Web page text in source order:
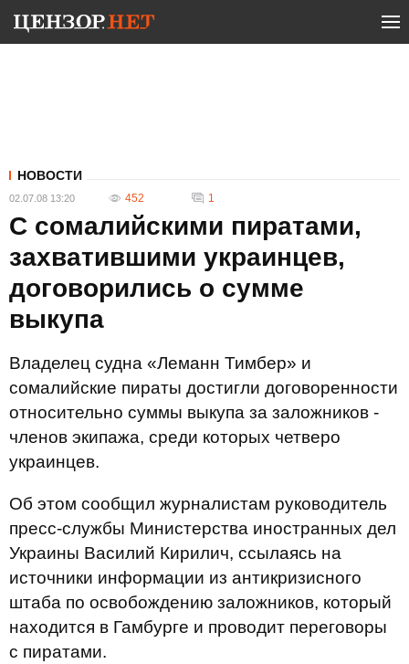
НОВОСТИ
02.07.08 13:20 452 1
С сомалийскими пиратами,
захватившими украинцев,
договорились о сумме
выкупа
Владелец судна «Леманн Тимбер» и
сомалийские пираты достигли договоренности
относительно суммы выкупа за заложников -
членов экипажа, среди которых четверо
украинцев.
Об этом сообщил журналистам руководитель
пресс-службы Министерства иностранных дел
Украины Василий Кирилич, ссылаясь на
источники информации из антикризисного
штаба по освобождению заложников, который
находится в Гамбурге и проводит переговоры
с пиратами.